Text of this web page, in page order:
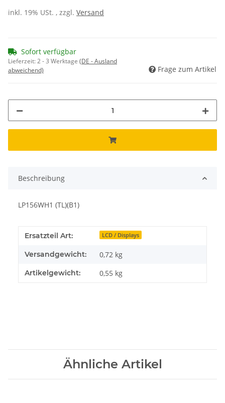
inkl. 19% USt. , zzgl. Versand
Sofort verfügbar
Lieferzeit:2 - 3 Werktage (DE - Ausland
abweichend)
Frage zum Artikel
Beschreibung
LP156WH1 (TL)(B1)
Ersatzteil Art: LCD / Displays
Versandgewicht: 0,72 kg
Artikelgewicht: 0,55 kg
Ähnliche Artikel